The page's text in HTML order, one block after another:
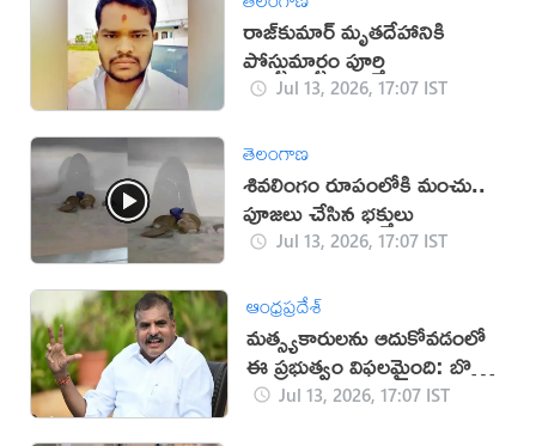
రాజ్‌కుమార్‌ మృతదేహానికి
పోస్టుమార్టం పూర్తి
Jul 13, 2026, 17:07 IST
తెలంగాణ
శివలింగం రూపంలోకి మంచు..
పూజలు చేసిన భక్తులు
Jul 13, 2026, 17:07 IST
ఆంధ్రప్రదేశ్
మత్స్యకారులను ఆదుకోవడంలో
ఈ ప్రభుత్వం విఫలమైంది: బొత్స
సత్యనారాయణ
Jul 13, 2026, 17:07 IST